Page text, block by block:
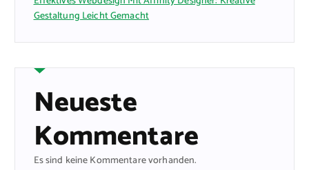
Gestaltung Leicht Gemacht
Neueste
Kommentare
Es sind keine Kommentare vorhanden.